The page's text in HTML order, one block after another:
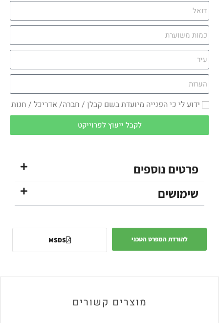
ידוע לי כי הפנייה מיועדת בשם קבלן / חברה/ אדריכל / חנות
לקבל ייעוץ לפרוייקט
פרטים נוספים
שימושים
להורדת המפרט הטכני MSDS
מוצרים קשורים